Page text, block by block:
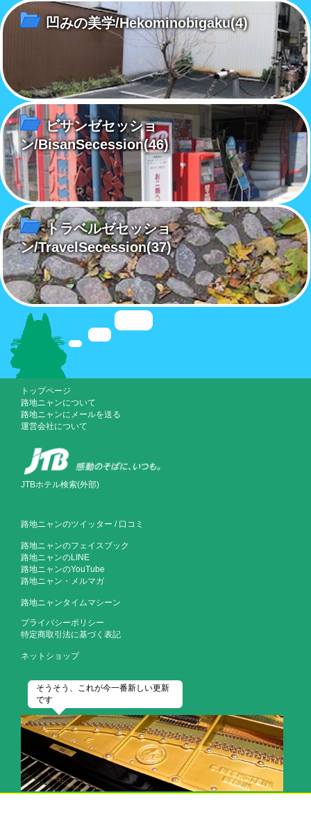
凹みの美学/Hekominobigaku(4)
ビサンゼセッショ
ン/BisanSecession(46)
トラベルゼセッショ
ン/TravelSecession(37)
トップページ
路地ニャンについて
路地ニャンにメールを送る
運営会社について
JTBホテル検索(外部)
路地ニャンのツイッター / 口コミ
路地ニャンのフェイスブック
路地ニャンのLINE
路地ニャンのYouTube
路地ニャン・メルマガ
路地ニャンタイムマシーン
プライバシーポリシー
特定商取引法に基づく表記
ネットショップ
そうそう、これが今一番新しい更新
です